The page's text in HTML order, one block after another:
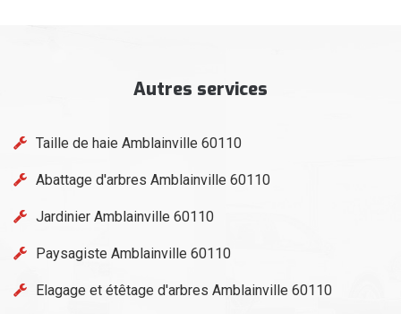
Autres services
Taille de haie Amblainville 60110
Abattage d'arbres Amblainville 60110
Jardinier Amblainville 60110
Paysagiste Amblainville 60110
Elagage et étêtage d'arbres Amblainville 60110